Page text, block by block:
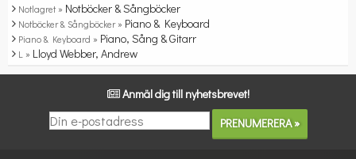
Notlagret » Notböcker & Sångböcker
Notböcker & Sångböcker » Piano & Keyboard
Piano & Keyboard » Piano, Sång & Gitarr
L » Lloyd Webber, Andrew
Anmäl dig till nyhetsbrevet!